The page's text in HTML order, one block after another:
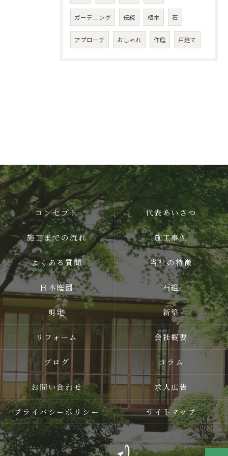
ガーデニング 伝統 植木 石
アプローチ おしゃれ 作庭 戸建て
コンセプト 代表あいさつ
施工までの流れ 施工事例
よくある質問 当社の特徴
日本庭園 石組
剪定 新築
リフォーム 会社概要
ブログ コラム
お問い合わせ 求人広告
プライバシーポリシー サイトマップ